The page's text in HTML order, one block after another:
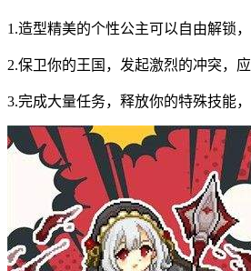
1.造型精美的个性公主可以自由解锁，
2.保卫你的王国，发起激烈的冲突，应
3.完成大量任务，释放你的特殊技能